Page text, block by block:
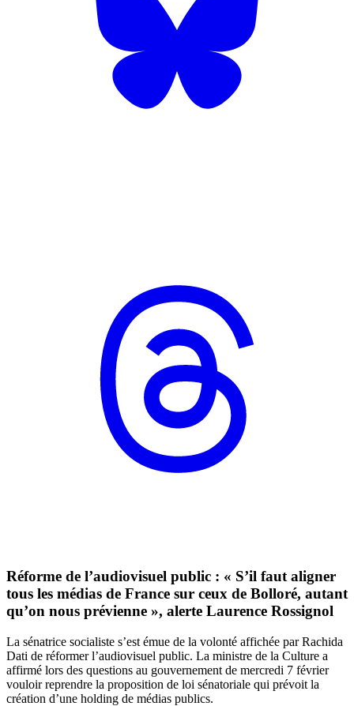
Réforme de l’audiovisuel public : « S’il faut aligner
tous les médias de France sur ceux de Bolloré, autant
qu’on nous prévienne », alerte Laurence Rossignol
La sénatrice socialiste s’est émue de la volonté affichée par Rachida
Dati de réformer l’audiovisuel public. La ministre de la Culture a
affirmé lors des questions au gouvernement de mercredi 7 février
vouloir reprendre la proposition de loi sénatoriale qui prévoit la
création d’une holding de médias publics.